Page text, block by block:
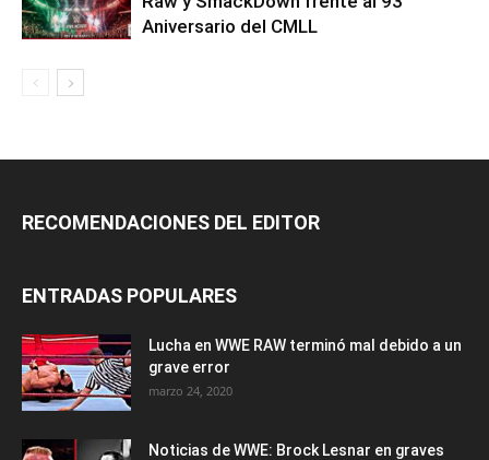
Aniversario del CMLL
RECOMENDACIONES DEL EDITOR
ENTRADAS POPULARES
Lucha en WWE RAW terminó mal debido a un
grave error
marzo 24, 2020
Noticias de WWE: Brock Lesnar en graves